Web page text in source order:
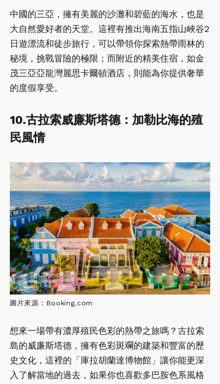
中國的三亞，擁有美麗的沙灘和碧藍的海水，也是
大自然愛好者的天堂。這裡有推出海南五指山峽谷2
日遊漂流和徒步旅行，可以帶領你探索熱帶雨林的
秘境，挑戰冒險的極限；而附近的精美住宿，如金
茂三亞亞龍灣麗思卡爾頓酒店，則能為你提供奢華
的度假享受。
10.古拉索威廉斯塔德：加勒比海的殖
民風情
圖片來源：Booking.com
想來一場帶有濃厚殖民色彩的熱帶之旅嗎？古拉索
島的威廉斯塔德，擁有色彩斑斕的建築和豐富的歷
史文化，這裡的「庫拉胡蘭達博物館」讓你能更深
入了解當地的過去，如果你也喜歡多巴胺色系風格